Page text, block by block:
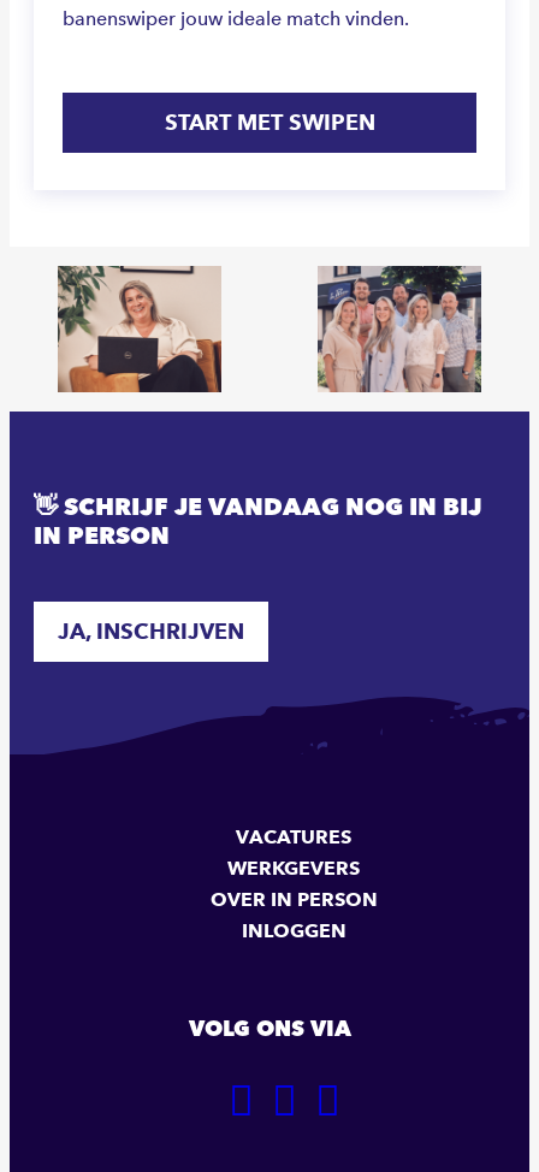
banenswiper jouw ideale match vinden.
START MET SWIPEN
👋 SCHRIJF JE VANDAAG NOG IN BIJ
IN PERSON
JA, INSCHRIJVEN
VACATURES
WERKGEVERS
OVER IN PERSON
INLOGGEN
VOLG ONS VIA
GA
GA